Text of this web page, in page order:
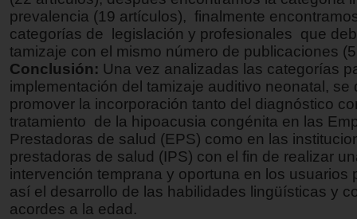
prevalencia (19 artículos), finalmente
categorías de legislación y profesionales que
tamizaje con el mismo número de publicaciones
Conclusión: Una vez analizadas las categorías
implementación del tamizaje auditivo neonatal,
promover la incorporación tanto del diagnóstico
tratamiento de la hipoacusia congénita en las
Prestadoras de salud (EPS) como en las
prestadoras de salud (IPS) con el fin de realizar
intervención temprana y oportuna en los usuarios
así el desarrollo de las habilidades lingüísticas y
acordes a la edad.